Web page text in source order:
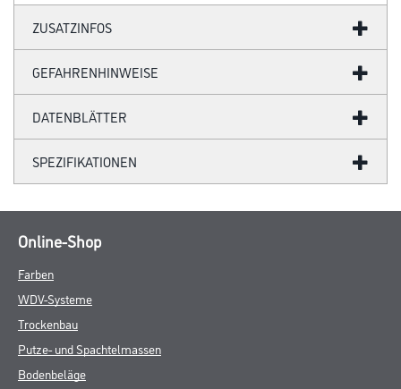
ZUSATZINFOS
GEFAHRENHINWEISE
DATENBLÄTTER
SPEZIFIKATIONEN
Online-Shop
Farben
WDV-Systeme
Trockenbau
Putze- und Spachtelmassen
Bodenbeläge